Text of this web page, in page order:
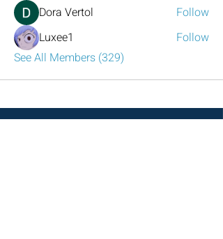
Dora Vertol
Follow
Luxee1
Follow
See All Members (329)